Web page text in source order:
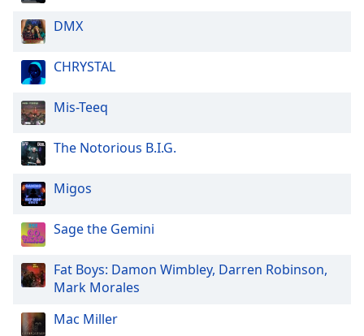
Text
Style
Font
Family
Reset
Done
Close
Modal
Dialog
End
window.
DMX
CHRYSTAL
Mis-Teeq
The Notorious B.I.G.
Migos
Sage the Gemini
Fat Boys: Damon Wimbley, Darren Robinson,
Mark Morales
Mac Miller